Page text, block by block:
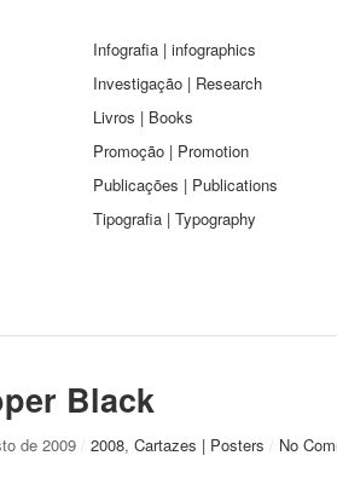
Infografia | infographics
Investigação | Research
Livros | Books
Promoção | Promotion
Publicações | Publications
Tipografia | Typography
Black
de 2009 / 2008, Cartazes | Posters / No